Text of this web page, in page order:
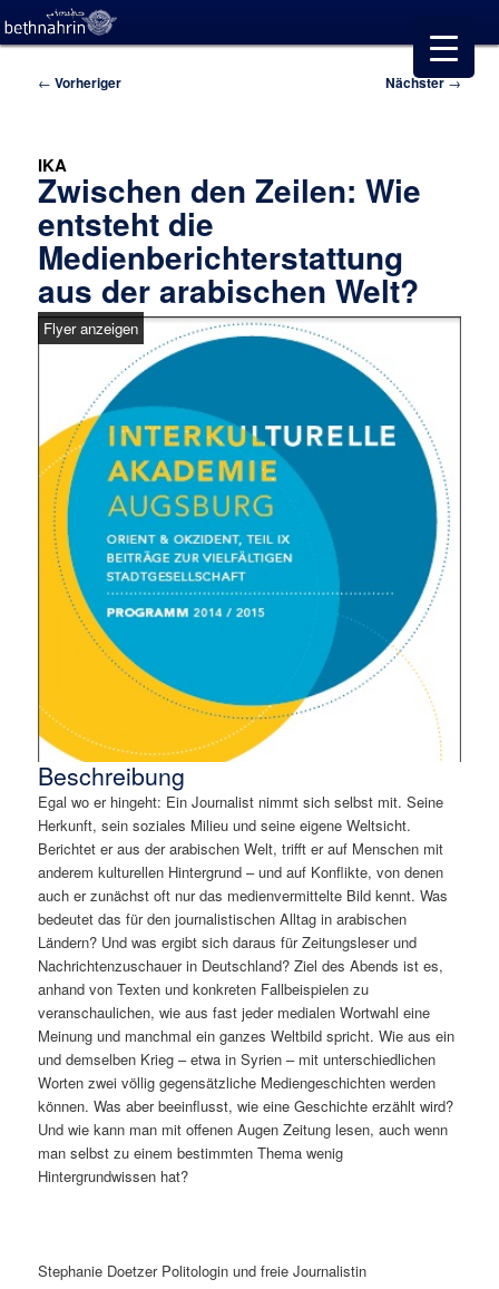
Beitragsnavigation
← Vorheriger Nächster→
IKA
Zwischen den Zeilen: Wie
entsteht die
Medienberichterstattung
aus der arabischen Welt?
Flyer anzeigen
Beschreibung
Egal wo er hingeht: Ein Journalist nimmt sich selbst mit. Seine
Herkunft, sein soziales Milieu und seine eigene Weltsicht.
Berichtet er aus der arabischen Welt, trifft er auf Menschen mit
anderem kulturellen Hintergrund – und auf Konflikte, von denen
auch er zunächst oft nur das medienvermittelte Bild kennt. Was
bedeutet das für den journalistischen Alltag in arabischen
Ländern? Und was ergibt sich daraus für Zeitungsleser und
Nachrichtenzuschauer in Deutschland? Ziel des Abends ist es,
anhand von Texten und konkreten Fallbeispielen zu
veranschaulichen, wie aus fast jeder medialen Wortwahl eine
Meinung und manchmal ein ganzes Weltbild spricht. Wie aus ein
und demselben Krieg – etwa in Syrien – mit unterschiedlichen
Worten zwei völlig gegensätzliche Mediengeschichten werden
können. Was aber beeinflusst, wie eine Geschichte erzählt wird?
Und wie kann man mit offenen Augen Zeitung lesen, auch wenn
man selbst zu einem bestimmten Thema wenig
Hintergrundwissen hat?
Stephanie Doetzer Politologin und freie Journalistin